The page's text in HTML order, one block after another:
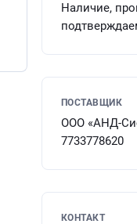
Наличие,
ПОСТАВЩИК
ООО «АНД-
7733778620
КОНТАКТ